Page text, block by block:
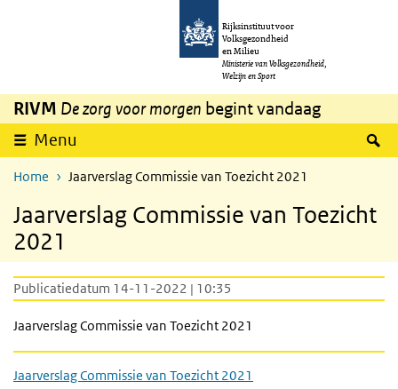
Overslaan en naar de inhoud gaan
Rijksinstituut voor
Volksgezondheid
en Milieu
Ministerie van Volksgezondheid,
Welzijn en Sport
RIVM De zorg voor morgen begint vandaag
Menu
Home Jaarverslag Commissie van Toezicht 2021
Jaarverslag Commissie van Toezicht
2021
Publicatiedatum 14-11-2022 | 10:35
Jaarverslag Commissie van Toezicht 2021
Jaarverslag Commissie van Toezicht 2021